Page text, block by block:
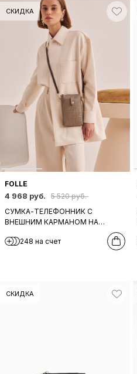
СКИДКА
FOLLE
4 968 руб.
5 520 руб.
СУМКА-ТЕЛЕФОННИК С
ВНЕШНИМ КАРМАНОМ НА
БЕЖЕВОГО ЦВЕТА СО ШТАМПОМ
248 на счет
СКИДКА